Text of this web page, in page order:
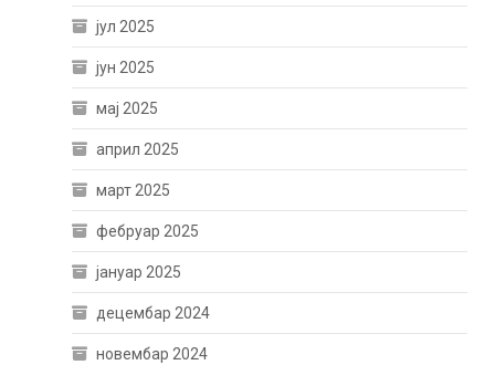
јул 2025
јун 2025
мај 2025
април 2025
март 2025
фебруар 2025
јануар 2025
децембар 2024
новембар 2024